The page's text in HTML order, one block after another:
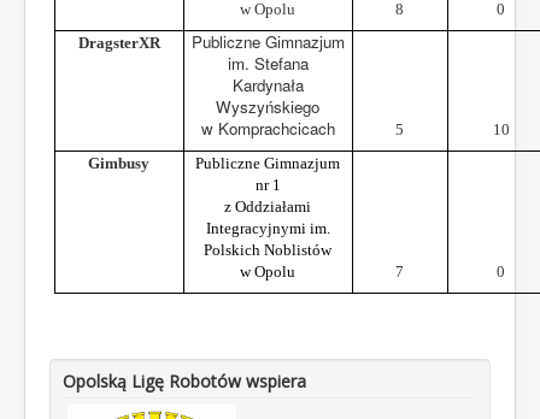
w Opolu
8
0
DragsterXR
Publiczne Gimnazjum
im. Stefana
Kardynała
Wyszyńskiego
w Komprachcicach
5
10
Gimbusy
Publiczne Gimnazjum
nr 1
z Oddziałami
Integracyjnymi im.
Polskich Noblistów
w Opolu
7 0
Opolską Ligę Robotów wspiera